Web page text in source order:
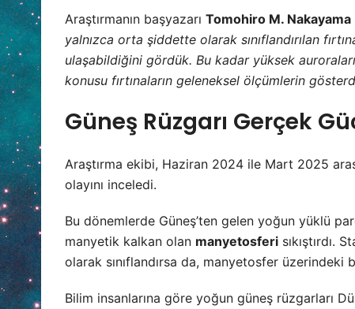
Araştırmanın başyazarı Tomohiro M. Nakayama
yalnızca orta şiddette olarak sınıflandırılan
ulaşabildiğini gördük. Bu kadar yüksek
konusu fırtınaların geleneksel ölçümlerin
Güneş Rüzgarı Gerçek
Araştırma ekibi, Haziran 2024 ile Mart 2025
olayını inceledi.
Bu dönemlerde Güneş’ten gelen yoğun yüklü
manyetik kalkan olan manyetosferi sıkıştırdı.
olarak sınıflandırsa da, manyetosfer üzerindeki
Bilim insanlarına göre yoğun güneş rüzgarları